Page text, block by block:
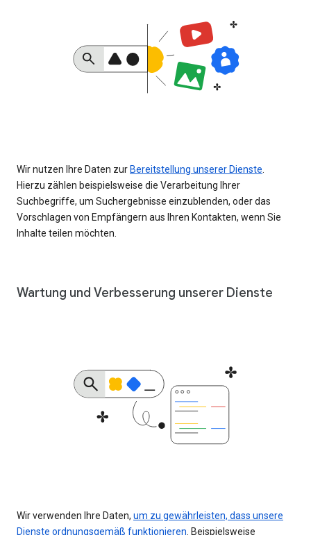
Wir nutzen Ihre Daten zur Bereitstellung unserer Dienste
Hierzu zählen beispielsweise die Verarbeitung Ihrer
Suchbegriffe, um Suchergebnisse einzublenden, oder das
Vorschlagen von Empfängern aus Ihren Kontakten, wenn Sie
Inhalte teilen möchten.
Wartung und Verbesserung unserer Dienste
Wir verwenden Ihre Daten, um zu gewährleisten, dass unsere
Dienste ordnungsgemäß funktionieren . Beispielsweise